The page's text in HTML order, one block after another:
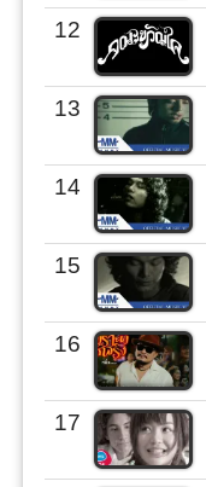
12
13
14
15
16
17